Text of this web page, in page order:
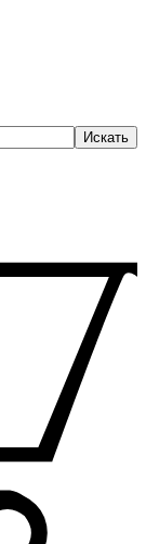
Искать